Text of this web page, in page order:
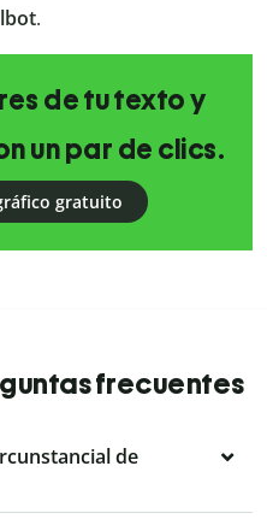
.
de tu texto y
un par de clics.
gratuito
frecuentes
de